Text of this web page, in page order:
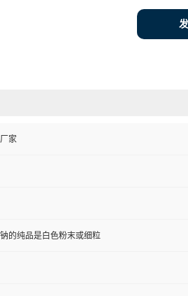
家
的纯品是白色粉末或细粒